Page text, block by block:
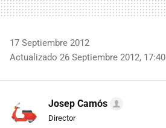
17 Septiembre 2012
Actualizado 26 Septiembre 2012, 17:40
Josep Camós
Director